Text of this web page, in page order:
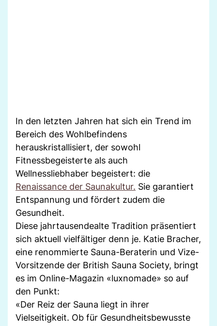
In den letzten Jahren hat sich ein Trend im
Bereich des Wohlbefindens
herauskristallisiert, der sowohl
Fitnessbegeisterte als auch
Wellnessliebhaber begeistert: die
Renaissance der Saunakultur. Sie garantiert
Entspannung und fördert zudem die
Gesundheit.
Diese jahrtausendealte Tradition präsentiert
sich aktuell vielfältiger denn je. Katie Bracher,
eine renommierte Sauna-Beraterin und Vize-
Vorsitzende der British Sauna Society, bringt
es im Online-Magazin «luxnomade» so auf
den Punkt:
«Der Reiz der Sauna liegt in ihrer
Vielseitigkeit. Ob für Gesundheitsbewusste